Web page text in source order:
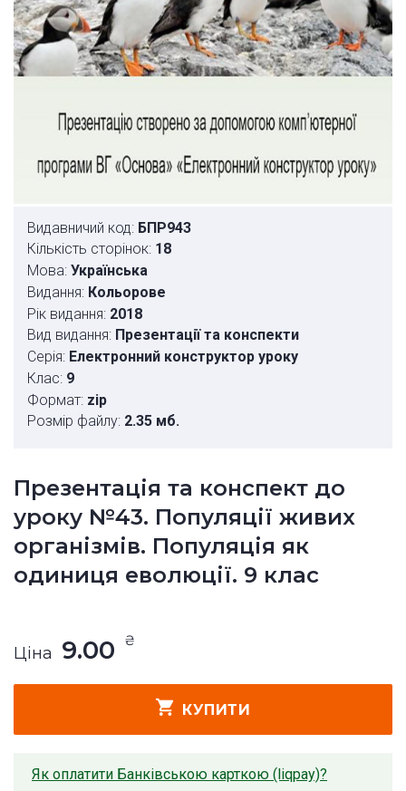
Видавничий код: БПР943
Кількість сторінок: 18
Мова: Українська
Видання: Кольорове
Рік видання: 2018
Вид видання: Презентації та конспекти
Серія: Електронний конструктор уроку
Клас: 9
Формат: zip
Розмір файлу: 2.35 мб.
Презентація та конспект до
уроку №43. Популяції живих
організмів. Популяція як
одиниця еволюції. 9 клас
Ціна 9.00 ₴
КУПИТИ
Як оплатити Банківською карткою (liqpay)?